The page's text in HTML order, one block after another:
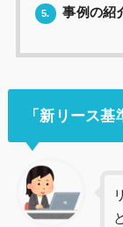
5. 事例の紹
「新リース基